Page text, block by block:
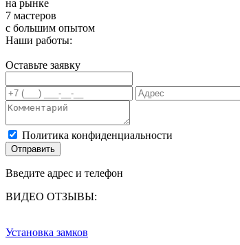
на рынке
7 мастеров
с большим опытом
Наши работы:
Оставьте заявку
Политика конфиденциальности
Отправить
Введите адрес и телефон
ВИДЕО ОТЗЫВЫ:
Установка замков